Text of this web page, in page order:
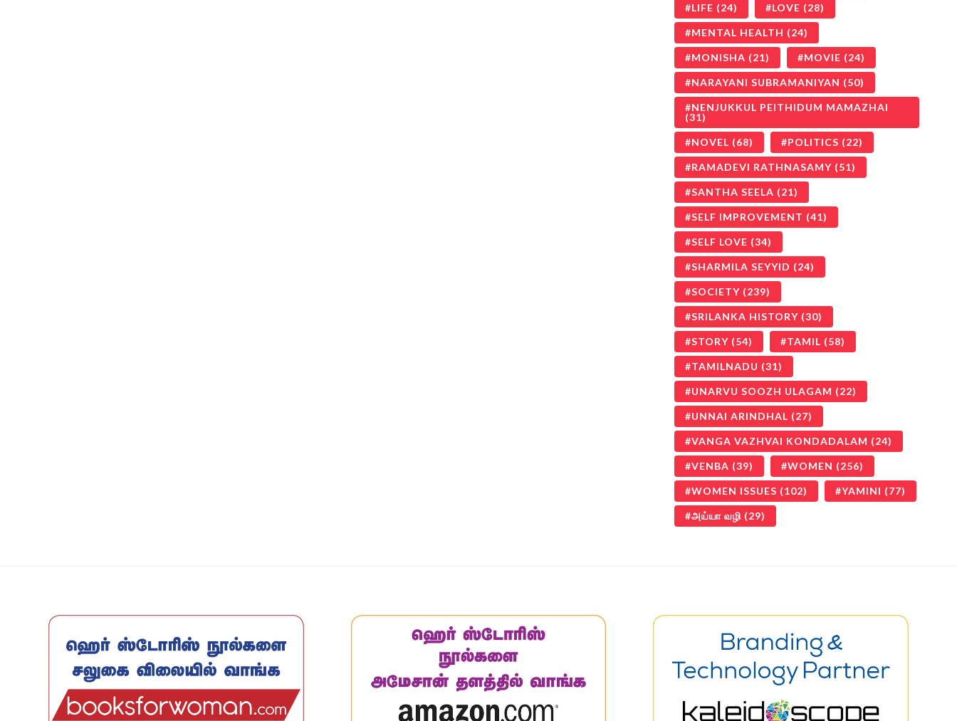
LIFE (24) LOVE (28)
MENTAL HEALTH (24)
MONISHA (21) MOVIE (24)
NARAYANI SUBRAMANIYAN (50)
NENJUKKUL PEITHIDUM MAMAZHAI
(31)
NOVEL (68) POLITICS (22)
RAMADEVI RATHNASAMY (51)
SANTHA SEELA (21)
SELF IMPROVEMENT (41)
SELF LOVE (34)
SHARMILA SEYYID (24)
SOCIETY (239)
SRILANKA HISTORY (30)
STORY (54) TAMIL (58)
TAMILNADU (31)
UNARVU SOOZH ULAGAM (22)
UNNAI ARINDHAL (27)
VANGA VAZHVAI KONDADALAM (24)
VENBA (39) WOMEN (256)
WOMEN ISSUES (102) YAMINI (77)
அய்யா வழி (29)